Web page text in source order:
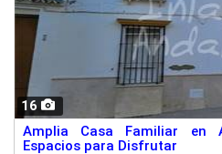
16
Amplia Casa Familiar en
Espacios para Disfrutar